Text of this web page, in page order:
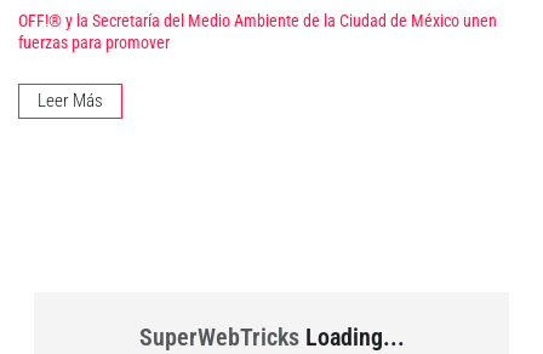
OFF!® y la Secretaría del Medio Ambiente de la Ciudad de México unen
fuerzas para promover
Leer Más
SuperWebTricksLoading...